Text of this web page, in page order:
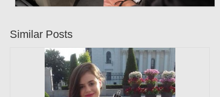
Similar Posts